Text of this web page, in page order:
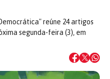
reúne 24 artigos
segunda-feira (3), em